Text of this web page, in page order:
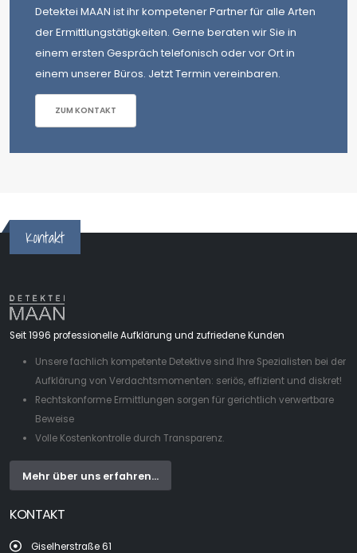
Detektei MAAN ist ihr kompetener Partner für alle Arten
der Ermittlungstätigkeiten. Gerne beraten wir Sie in
einem ersten Gespräch telefonisch oder vor Ort in
einem unserer Büros. Jetzt Termin vereinbaren.
ZUM KONTAKT
Kontakt
Seit 1996 professionelle Aufklärung und zufriedene Kunden
Unsere fachlich kompetente Detektive sind Ihre Spezialisten bei der
Aufklärung von Verdachtsmomenten: seriös, effizient und diskret!
Rechtskonforme Ermittlungen sorgen für gerichtlich verwertbare
Beweise
Volle Kostenkontrolle durch Transparenz.
Mehr über uns erfahren...
KONTAKT
Giselherstraße 61